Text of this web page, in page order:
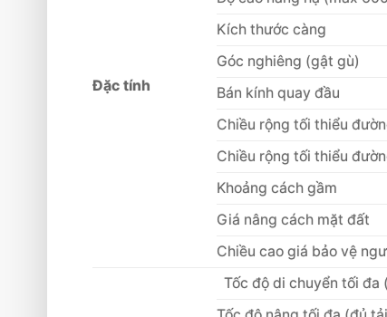
Đặc tính
Kích thước càng
Góc nghiêng (gật gù)
Bán kính quay đầu
Chiều rộng tối thiểu
Chiều rộng tối thiểu
Khoảng cách gầm
Giá nâng cách mặt đất
Chiều cao giá bảo vệ
Tốc độ di chuyển tối đa